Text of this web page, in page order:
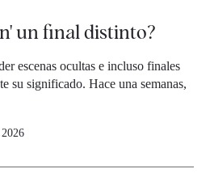
un final distinto?
escenas ocultas e incluso finales
su significado. Hace una semanas,